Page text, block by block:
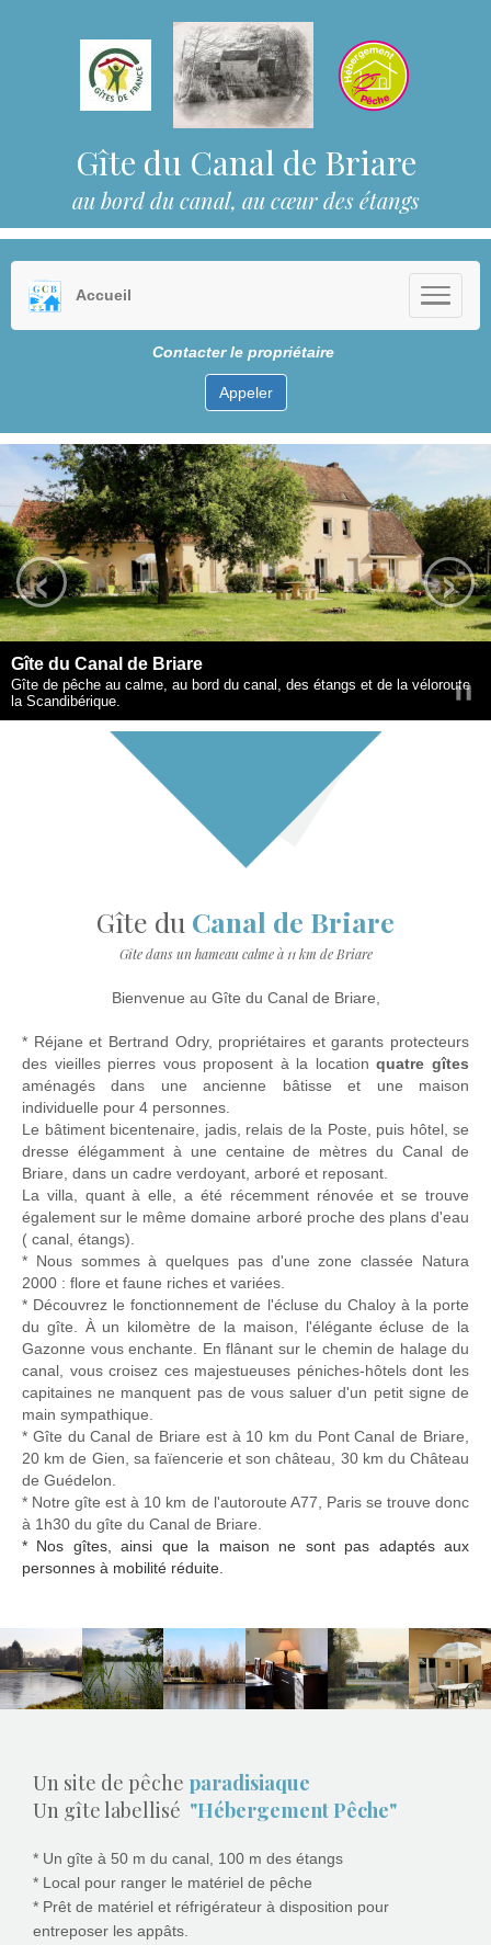
Gîte du Canal de Briare
au bord du canal, au cœur des étangs
Accueil
Contacter le propriétaire
Appeler
Gîte du Canal de Briare
Gîte de pêche au calme, au bord du canal, des étangs et de la véloroute
la Scandibérique.
‹ ›
Gîte du Canal de Briare
Gîte dans un hameau calme à 11 km de Briare
Bienvenue au Gîte du Canal de Briare,
* Réjane et Bertrand Odry, propriétaires et garants protecteurs
des vieilles pierres vous proposent à la locationquatre gîtes
aménagés dans une ancienne bâtisse et une maison
individuelle pour 4 personnes.
Le bâtiment bicentenaire, jadis, relais de la Poste, puis hôtel, se
dresse élégamment à une centaine de mètres du Canal de
Briare, dans un cadre verdoyant, arboré et reposant.
La villa, quant à elle, a été récemment rénovée et se trouve
également sur le même domaine arboré proche des plans d'eau
( canal, étangs).
* Nous sommes à quelques pas d'une zone classée Natura
2000 : flore et faune riches et variées.
* Découvrez le fonctionnement de l'écluse du Chaloy à la porte
du gîte. À un kilomètre de la maison, l'élégante écluse de la
Gazonne vous enchante. En flânant sur le chemin de halage du
canal, vous croisez ces majestueuses péniches-hôtels dont les
capitaines ne manquent pas de vous saluer d'un petit signe de
main sympathique.
* Gîte du Canal de Briare est à 10 km du Pont Canal de Briare,
20 km de Gien, sa faïencerie et son château, 30 km du Château
de Guédelon.
* Notre gîte est à 10 km de l'autoroute A77, Paris se trouve donc
à 1h30 du gîte du Canal de Briare.
* Nos gîtes, ainsi que la maison ne sont pas adaptés aux
personnes à mobilité réduite.
Un site de pêche paradisiaque
Un gîte labellisé "Hébergement Pêche"
* Un gîte à 50 m du canal, 100 m des étangs
* Local pour ranger le matériel de pêche
* Prêt de matériel et réfrigérateur à disposition pour
entreposer les appâts.